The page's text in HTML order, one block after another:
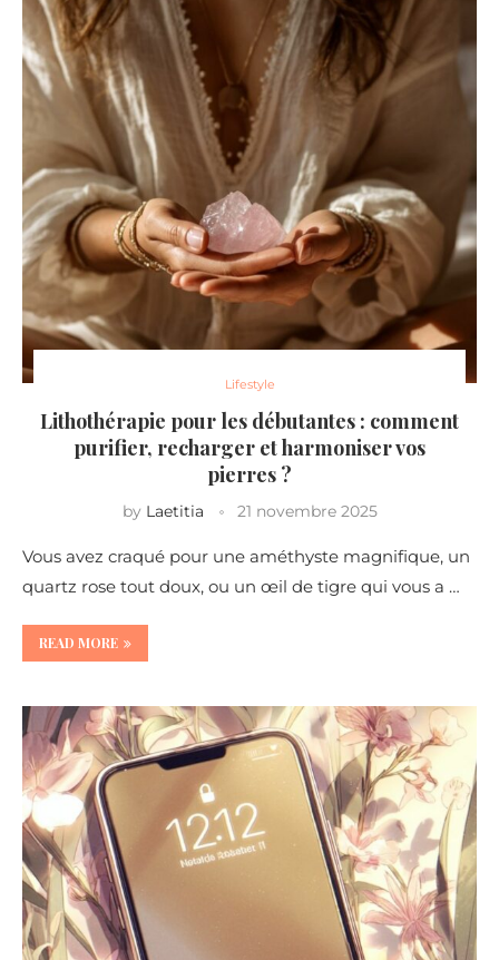
Lifestyle
Lithothérapie pour les débutantes : comment
purifier, recharger et harmoniser vos
pierres ?
by Laetitia 21 novembre 2025
Vous avez craqué pour une améthyste magnifique, un
quartz rose tout doux, ou un œil de tigre qui vous a …
READ MORE